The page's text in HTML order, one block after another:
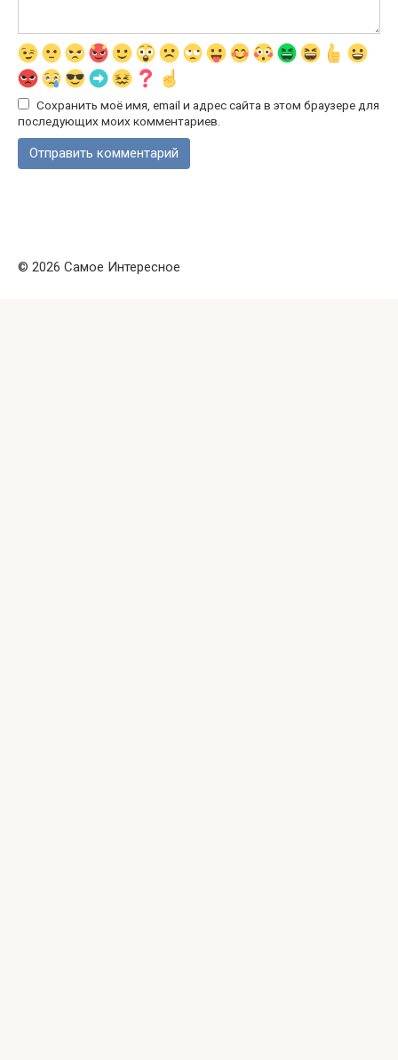
Сохранить моё имя, email и адрес сайта в этом браузере для
последующих моих комментариев.
© 2026 Самое Интересное